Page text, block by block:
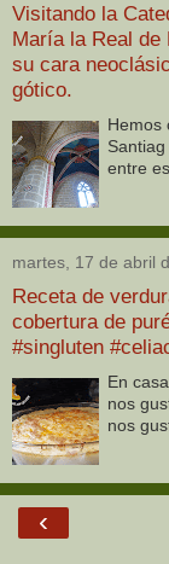
Visitando la
María la Real de
su cara
gótico.
Hemos
entre
martes, 17 de abril
Receta de
cobertura de
#singluten
En
nos
nos
‹